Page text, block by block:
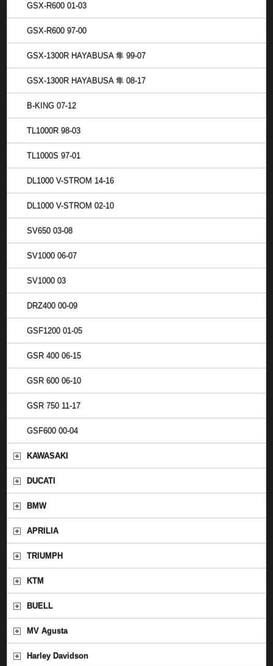
GSX-R600 01-03
GSX-R600 97-00
GSX-1300R HAYABUSA 隼 99-07
GSX-1300R HAYABUSA 隼 08-17
B-KING 07-12
TL1000R 98-03
TL1000S 97-01
DL1000 V-STROM 14-16
DL1000 V-STROM 02-10
SV650 03-08
SV1000 06-07
SV1000 03
DRZ400 00-09
GSF1200 01-05
GSR 400 06-15
GSR 600 06-10
GSR 750 11-17
GSF600 00-04
KAWASAKI
DUCATI
BMW
APRILIA
TRIUMPH
KTM
BUELL
MV Agusta
Harley Davidson